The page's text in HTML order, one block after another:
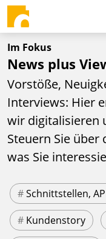
Im Fokus
News plus
Vorstöße,
Interviews: Hier
wir digitalisieren
Steuern Sie über
was Sie
#Schnittstellen,
# Kundenstory